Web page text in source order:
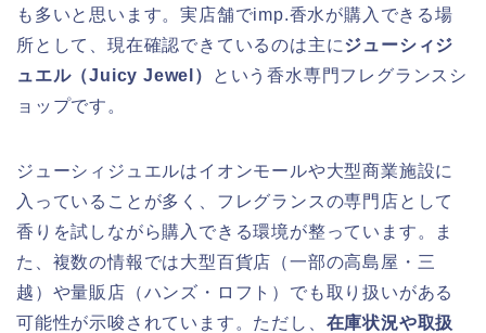
も多いと思います。実店舗でimp.香水が購入できる場
所として、現在確認できているのは主にジューシィジ
ュエル（Juicy Jewel）
という香水専門フレグランスシ
ョップです。
ジューシィジュエルはイオンモールや大型商業施設に
入っていることが多く、フレグランスの専門店として
香りを試しながら購入できる環境が整っています。ま
た、複数の情報では大型百貨店（一部の高島屋・三
越）や量販店（ハンズ・ロフト）でも取り扱いがある
可能性が示唆されています。ただし、 在庫状況や取扱